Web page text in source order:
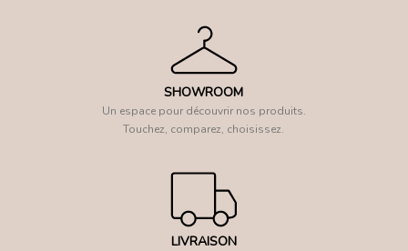
SHOWROOM
Un espace pour découvrir nos produits.
Touchez, comparez, choisissez.
LIVRAISON